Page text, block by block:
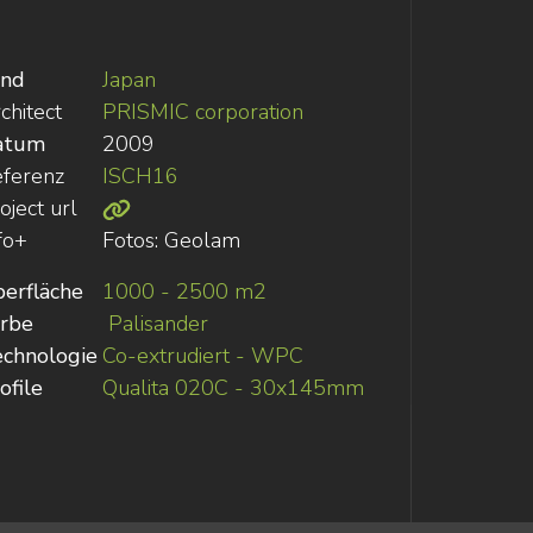
Japan
PRISMIC corporation
2009
ISCH16
url
Fotos: Geolam
1000 - 2500 m2
Palisander
Co-extrudiert - WPC
Qualita 020C - 30x145mm